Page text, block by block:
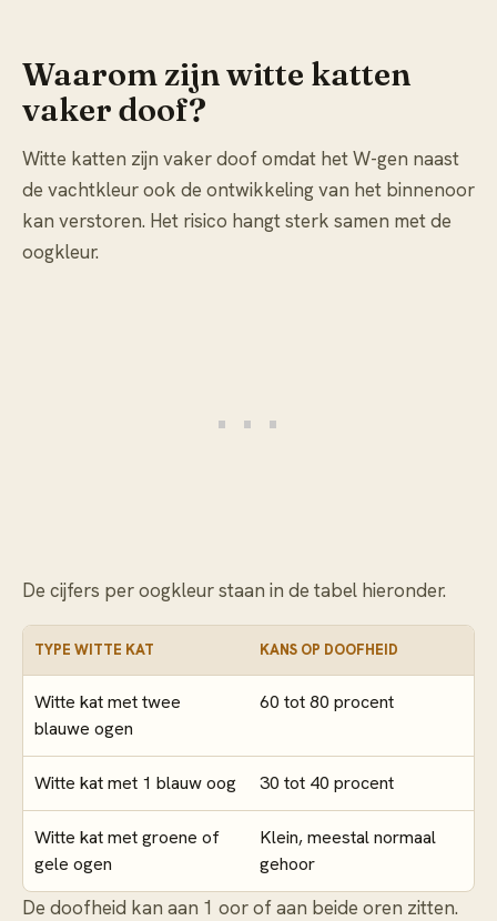
Waarom zijn witte katten
vaker doof?
Witte katten zijn vaker doof omdat het W-gen naast
de vachtkleur ook de ontwikkeling van het binnenoor
kan verstoren. Het risico hangt sterk samen met de
oogkleur.
De cijfers per oogkleur staan in de tabel hieronder.
TYPE WITTE KAT KANS OP DOOFHEID
Witte kat met twee
blauwe ogen
60 tot 80 procent
Witte kat met 1 blauw oog 30 tot 40 procent
Witte kat met groene of
gele ogen
Klein, meestal normaal
gehoor
De doofheid kan aan 1 oor of aan beide oren zitten.